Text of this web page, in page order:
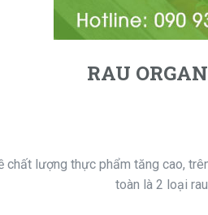
RAU
chất lượng thực phẩm tăng cao,
toàn là 2 loại